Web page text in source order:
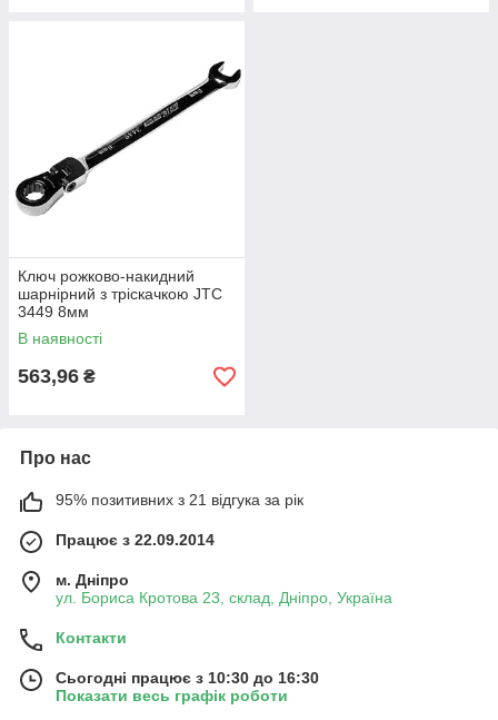
Ключ рожково-накидний
шарнірний з тріскачкою JTC
3449 8мм
В наявності
563,96 ₴
Про нас
95% позитивних з 21 відгука за рік
Працює з 22.09.2014
м. Дніпро
ул. Бориса Кротова 23, склад, Дніпро, Україна
Контакти
Сьогодні працює з 10:30 до 16:30
Показати весь графік роботи